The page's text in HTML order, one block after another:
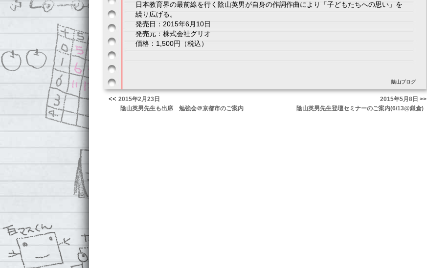
日本教育界の最前線を行く陰山英男が自身の作詞作曲により「子どもたちへの思い」を
繰り広げる。
発売日：2015年6月10日
発売元：株式会社グリオ
価格：1,500円（税込）
陰山ブログ
<< 2015年2月23日
陰山英男先生も出席 勉強会＠京都市のご案内
2015年5月8日 >>
陰山英男先生登壇セミナーのご案内(6/13@鎌倉)